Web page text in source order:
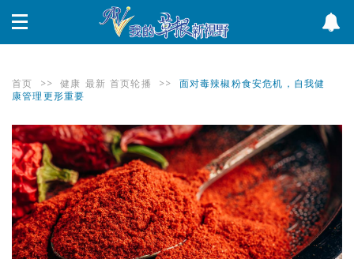
首页 >> 健康 最新 首页轮播 >>
面对毒辣椒粉食安危机，自我健
康管理更形重要